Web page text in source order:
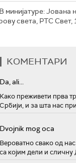
минијатуре: Јована
света, РТС Свет,
КОМЕНТАРИ
Da, ali...
Како преживети прва
Србији, и за шта нас
Dvojnik mog oca
Вероватно свако од
са којим дели и